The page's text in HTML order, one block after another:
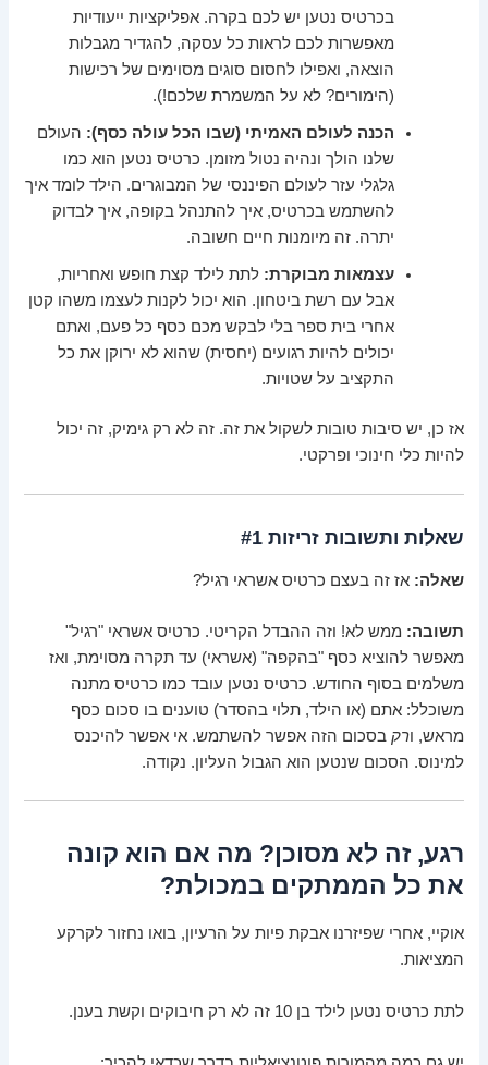
בכרטיס נטען יש לכם בקרה. אפליקציות ייעודיות
מאפשרות לכם לראות כל עסקה, להגדיר מגבלות
הוצאה, ואפילו לחסום סוגים מסוימים של רכישות
(הימורים? לא על המשמרת שלכם!).
הכנה לעולם האמיתי (שבו הכל עולה כסף): העולם
שלנו הולך ונהיה נטול מזומן. כרטיס נטען הוא כמו
גלגלי עזר לעולם הפיננסי של המבוגרים. הילד לומד איך
להשתמש בכרטיס, איך להתנהל בקופה, איך לבדוק
יתרה. זה מיומנות חיים חשובה.
עצמאות מבוקרת: לתת לילד קצת חופש ואחריות,
אבל עם רשת ביטחון. הוא יכול לקנות לעצמו משהו קטן
אחרי בית ספר בלי לבקש מכם כסף כל פעם, ואתם
יכולים להיות רגועים (יחסית) שהוא לא ירוקן את כל
התקציב על שטויות.
אז כן, יש סיבות טובות לשקול את זה. זה לא רק גימיק, זה יכול
להיות כלי חינוכי ופרקטי.
שאלות ותשובות זריזות #1
שאלה: אז זה בעצם כרטיס אשראי רגיל?
תשובה: ממש לא! וזה ההבדל הקריטי. כרטיס אשראי "רגיל"
מאפשר להוציא כסף "בהקפה" (אשראי) עד תקרה מסוימת, ואז
משלמים בסוף החודש. כרטיס נטען עובד כמו כרטיס מתנה
משוכלל: אתם (או הילד, תלוי בהסדר) טוענים בו סכום כסף
מראש, ורק בסכום הזה אפשר להשתמש. אי אפשר להיכנס
למינוס. הסכום שנטען הוא הגבול העליון. נקודה.
רגע, זה לא מסוכן? מה אם הוא קונה
את כל הממתקים במכולת?
אוקיי, אחרי שפיזרנו אבקת פיות על הרעיון, בואו נחזור לקרקע
המציאות.
לתת כרטיס נטען לילד בן 10 זה לא רק חיבוקים וקשת בענן.